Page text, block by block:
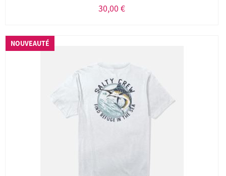
30,00 €
NOUVEAUTÉ